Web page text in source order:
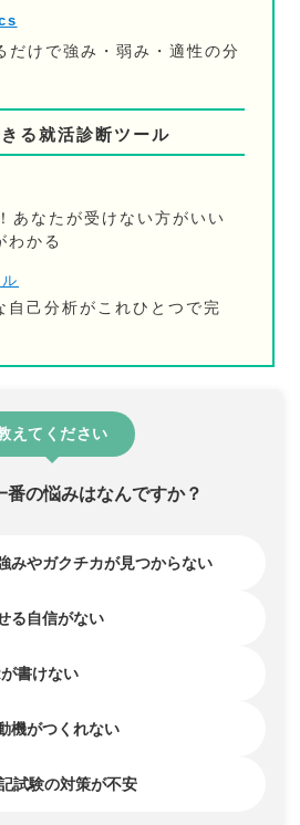
だけで強み・弱み・適性の分
る就活診断ツール
あなたが受けない方がいい
わかる
自己分析がこれひとつで完